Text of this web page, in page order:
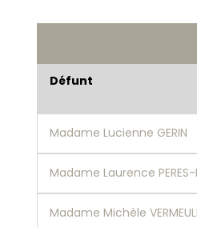
Défunt
Madame Lucienne GERIN
Madame Laurence PERES-
Madame Michèle